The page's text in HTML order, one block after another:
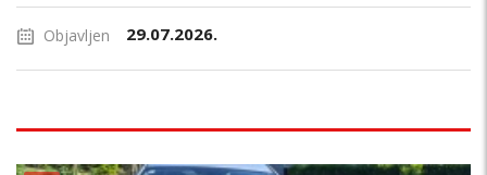
Objavljen 29.07.2026.